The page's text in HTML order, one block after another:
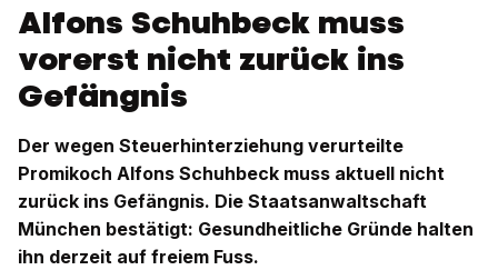
Alfons Schuhbeck muss
vorerst nicht zurück ins
Gefängnis
Der wegen Steuerhinterziehung verurteilte
Promikoch Alfons Schuhbeck muss aktuell nicht
zurück ins Gefängnis. Die Staatsanwaltschaft
München bestätigt: Gesundheitliche Gründe halten
ihn derzeit auf freiem Fuss.